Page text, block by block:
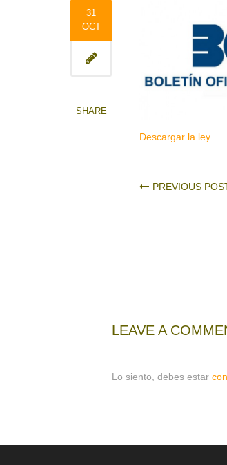
31
OCT
SHARE
Descargar la ley
PREVIOUS
LEAVE A
Lo siento, debes estar